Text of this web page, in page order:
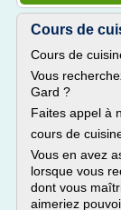
Cours de
Cours de
Vous
Gard ?
Faites appel à
cours de
Vous en avez
lorsque vous
dont vous
aimeriez